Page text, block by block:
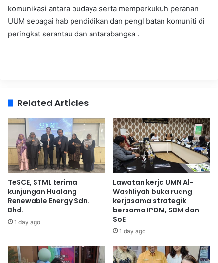
komunikasi antara budaya serta memperkukuh peranan
UUM sebagai hab pendidikan dan penglibatan komuniti di
peringkat serantau dan antarabangsa .
Related Articles
TeSCE, STML terima
kunjungan Hualang
Renewable Energy Sdn.
Bhd.
1 day ago
Lawatan kerja UMN Al-
Washliyah buka ruang
kerjasama strategik
bersama IPDM, SBM dan
SoE
1 day ago